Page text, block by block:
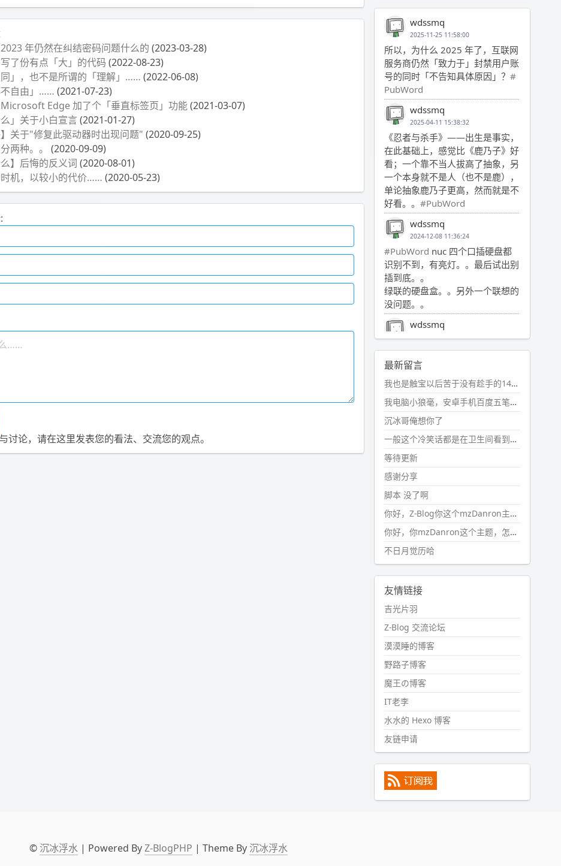
2023 年仍然在纠结密码问题什么的 (2023-03-28)
写了份有点「大」的代码 (2022-08-23)
」，也不是所谓的「理解」…… (2022-06-08)
不自由」…… (2021-07-23)
Microsoft Edge 加了个「垂直标签页」功能(2021-03-07)
么」关于小白宣言(2021-01-27)
】关于"修复此驱动器时出现问题" (2020-09-25)
两种。。
(2020-09-09)
么】后悔的反义词 (2020-08-01)
机，以较小的代价…… (2020-05-23)
讨论，请在这里发表您的看法、交流您的观点。
wdssmq
2025-11-25 11:58:00
所以，为什么 2025 年了，互联网
服务商仍然「致力于」封禁用户账
号的同时「不告知具体原因」？ #
PubWord
wdssmq
2025-04-11 15:38:32
《忍者与杀手》——出生是事实，
在此基础上，感觉比《鹿乃子》好
看；一个靠不当人拔高了抽象，另
一个本身就不是人（也不是鹿），
单论抽象鹿乃子更高，然而就是不
好看。。 #PubWord
wdssmq
2024-12-08 11:36:24
#PubWord nuc 四个口插硬盘都
识别不到，有亮灯。。最后试出别
插到底。。
绿联的硬盘盒。。另外一个联想的
没问题。。
wdssmq
2024-11-19 17:31:51
#PubWord近期观影记录：超级
马里奥，死侍与金刚狼。。
wdssmq
2024-10-08 10:12:25
#PubWord搬家也告一段落，虽
然搬过来的东西还得归置，新衣柜
虽说已经散俩月味儿了，但还是不
想放衣服进去。
wdssmq
2024-09-23 21:00:49
#PubWord
一次？？碎雨集_沉冰浮水_第1页
https://www.wdssmq.com/ta
g/%E7%A2%8E%E9%9B%A8%E
9%9B%86/
wdssmq
2024-09-23 20:58:40
话，2024 年目前只发了 13 条
嘟？？？？
wdssmq
2024-09-15 10:32:07
#PubWordVSCode 内 git 操作卡
住的时候没办法主动取消一直是个
痛点，一般都是推送或拉取，今天
连提交都卡了。。
wdssmq
#PubWord又一个夏天过去了，
所以今年也没买防水鞋套；然后天
凉了，为了应对踢被子买了睡袋，
不知道 1.2 米会不会略窄。。
最新留言
我也是触宝以后苦于没有趁手的14键五笔键盘久矣上面那位兄台用的百度双键点划布局我也用过很久，那个皮肤做得很粗糙，个别键位的触发区域是错位的，快速打字时很容易出错，修改它的皮肤文件校正后勉强能用，但早年出的皮肤分辨率太低，实在谈不上美观。百度小米定制版的商店里有一个"小黑板"皮肤还不错(百度官方输入法商店里没有)，但那个风格我不喜欢这两天找到了一个叫"森林集"的公众号，开发了海量的皮肤，很多都有14键版本，付费但很便宜，几块钱，终于有自己满意的输入法了搜了一下，这个工作室还是百度的官方合作伙伴，不知道为什么14键作品都不在官方商店上架，难道是百度官方在刻意放弃14键？
我电脑小狼毫，安卓手机百度五笔，皮肤用的双键点划，挺好的。
沉冰哥俺想你了
一般这个冷笑话都是在卫生间看到的多
等待更新
感谢分享
脚本 没了啊
你好，Z-Blog你这个mzDanron主题，怎么去除文章标题图像和文章摘要，仅显示标题，感谢回复！
你好，你mzDanron这个主题，怎么去除文章标题的图像和文章摘要！仅显示标题，感谢回复解决！
不日月觉历哈
友情链接
吉光片羽
Z-Blog 交流论坛
漠漠睡的博客
野路子博客
魔王の博客
IT老李
水水的 Hexo 博客
友链申请
© 沉冰浮水| Powered ByZ-BlogPHP | Theme By 沉冰浮水